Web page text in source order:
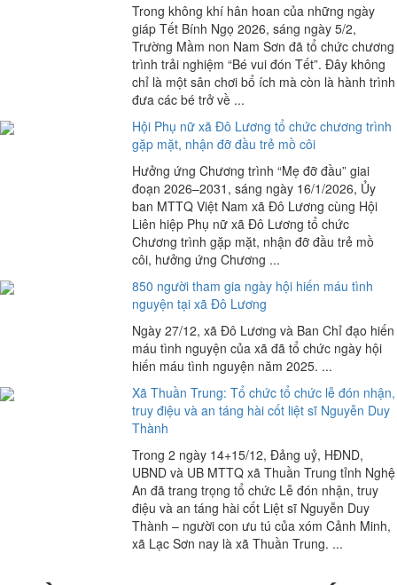
Trong không khí hân hoan của những ngày
giáp Tết Bính Ngọ 2026, sáng ngày 5/2,
Trường Mầm non Nam Sơn đã tổ chức chương
trình trải nghiệm “Bé vui đón Tết”. Đây không
chỉ là một sân chơi bổ ích mà còn là hành trình
đưa các bé trở về ...
Hội Phụ nữ xã Đô Lương tổ chức chương trình
gặp mặt, nhận đỡ đầu trẻ mồ côi
Hưởng ứng Chương trình “Mẹ đỡ đầu” giai
đoạn 2026–2031, sáng ngày 16/1/2026, Ủy
ban MTTQ Việt Nam xã Đô Lương cùng Hội
Liên hiệp Phụ nữ xã Đô Lương tổ chức
Chương trình gặp mặt, nhận đỡ đầu trẻ mồ
côi, hưởng ứng Chương ...
850 người tham gia ngày hội hiến máu tình
nguyện tại xã Đô Lương
Ngày 27/12, xã Đô Lương và Ban Chỉ đạo hiến
máu tình nguyện của xã đã tổ chức ngày hội
hiến máu tình nguyện năm 2025. ...
Xã Thuần Trung: Tổ chức tổ chức lễ đón nhận,
truy điệu và an táng hài cốt liệt sĩ Nguyễn Duy
Thành
Trong 2 ngày 14+15/12, Đảng uỷ, HĐND,
UBND và UB MTTQ xã Thuần Trung tỉnh Nghệ
An đã trang trọng tổ chức Lễ đón nhận, truy
điệu và an táng hài cốt Liệt sĩ Nguyễn Duy
Thành – người con ưu tú của xóm Cảnh Minh,
xã Lạc Sơn nay là xã Thuần Trung. ...